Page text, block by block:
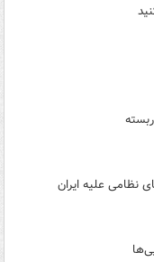
نظامی علیه ایران